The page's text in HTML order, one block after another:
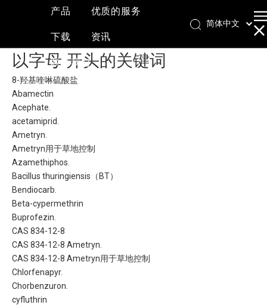
产品 优质的服务
下载 资讯
联系我们
简体中文
以字母 开头的关键词
8-羟基喹啉硫酸盐
Abamectin
Acephate.
acetamiprid.
Ametryn.
Ametryn用于草地控制
Azamethiphos.
Bacillus thuringiensis（BT）
Bendiocarb.
Beta-cypermethrin
Buprofezin.
CAS 834-12-8
CAS 834-12-8 Ametryn.
CAS 834-12-8 Ametryn用于草地控制
Chlorfenapyr.
Chorbenzuron.
cyfluthrin